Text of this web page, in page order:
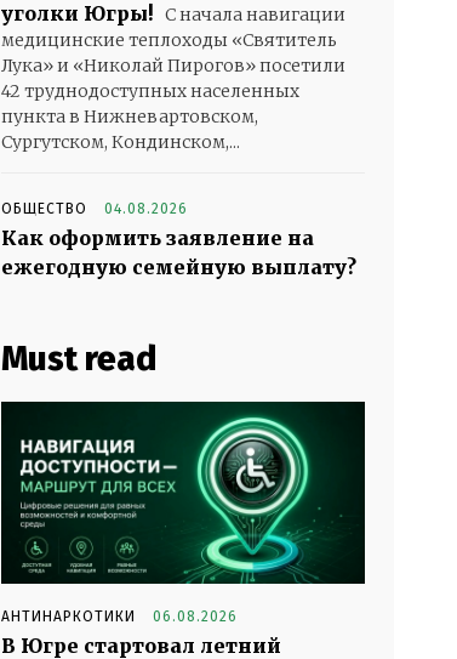
уголки Югры! С начала навигации
медицинские теплоходы «Святитель
Лука» и «Николай Пирогов» посетили
42 труднодоступных населенных
пункта в Нижневартовском,
Сургутском, Кондинском,...
ОБЩЕСТВО 04.08.2026
Как оформить заявление на
ежегодную семейную выплату?
Must read
АНТИНАРКОТИКИ 06.08.2026
В Югре стартовал летний